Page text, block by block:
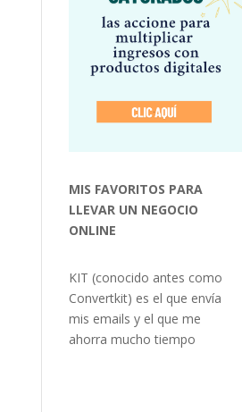
MIS FAVORITOS PARA
LLEVAR UN NEGOCIO
ONLINE
KIT (conocido antes como
Convertkit) es el que envía
mis emails y el que me
ahorra mucho tiempo